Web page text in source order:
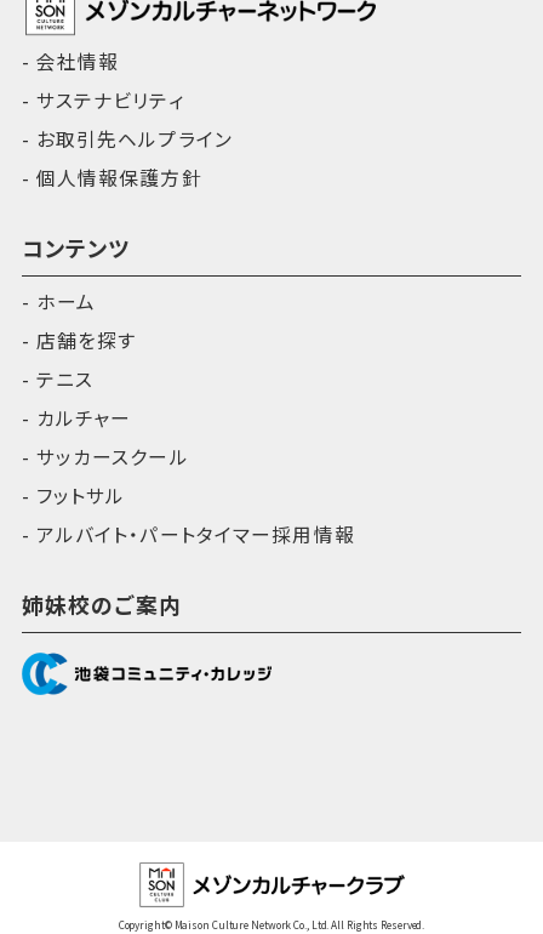
会社情報
サステナビリティ
お取引先ヘルプライン
個人情報保護方針
コンテンツ
ホーム
店舗を探す
テニス
カルチャー
サッカースクール
フットサル
アルバイト・パートタイマー採用情報
姉妹校のご案内
Copyright© Maison Culture Network Co., Ltd. All Rights Reserved.